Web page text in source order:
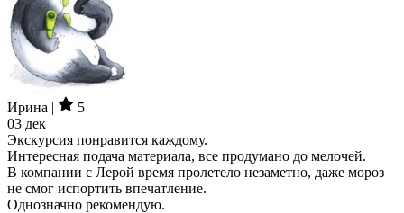
Ирина |
5
03 дек
Экскурсия понравится каждому.
Интересная подача материала, все продумано до мелочей.
В компании с Лерой время пролетело незаметно, даже мороз
не смог испортить впечатление.
Однозначно рекомендую.